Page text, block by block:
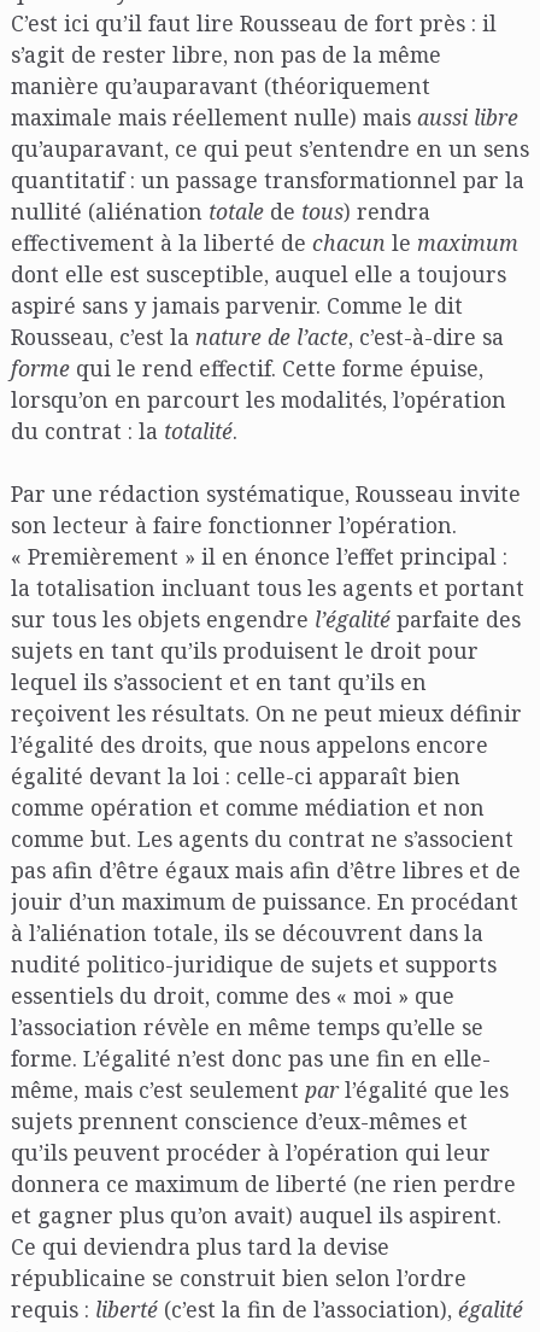
C’est ici qu’il faut lire Rousseau de fort près : il
s’agit de rester libre, non pas de la même
manière qu’auparavant (théoriquement
maximale mais réellement nulle) mais aussi libre
qu’auparavant, ce qui peut s’entendre en un sens
quantitatif : un passage transformationnel par la
nullité (aliénation totalede tous) rendra
effectivement à la liberté de chacun le maximum
dont elle est susceptible, auquel elle a toujours
aspiré sans y jamais parvenir. Comme le dit
Rousseau, c’est la nature de l’acte, c’est-à-dire sa
formequi le rend effectif. Cette forme épuise,
lorsqu’on en parcourt les modalités, l’opération
du contrat : la totalité.
Par une rédaction systématique, Rousseau invite
son lecteur à faire fonctionner l’opération.
« Premièrement » il en énonce l’effet principal :
la totalisation incluant tous les agents et portant
sur tous les objets engendre l’égalitéparfaite des
sujets en tant qu’ils produisent le droit pour
lequel ils s’associent et en tant qu’ils en
reçoivent les résultats. On ne peut mieux définir
l’égalité des droits, que nous appelons encore
égalité devant la loi : celle-ci apparaît bien
comme opération et comme médiation et non
comme but. Les agents du contrat ne s’associent
pas afin d’être égaux mais afin d’être libres et de
jouir d’un maximum de puissance. En procédant
à l’aliénation totale, ils se découvrent dans la
nudité politico-juridique de sujets et supports
essentiels du droit, comme des « moi » que
l’association révèle en même temps qu’elle se
forme. L’égalité n’est donc pas une fin en elle-
même, mais c’est seulement parl’égalité que les
sujets prennent conscience d’eux-mêmes et
qu’ils peuvent procéder à l’opération qui leur
donnera ce maximum de liberté (ne rien perdre
et gagner plus qu’on avait) auquel ils aspirent.
Ce qui deviendra plus tard la devise
républicaine se construit bien selon l’ordre
requis : liberté(c’est la fin de l’association), égalité